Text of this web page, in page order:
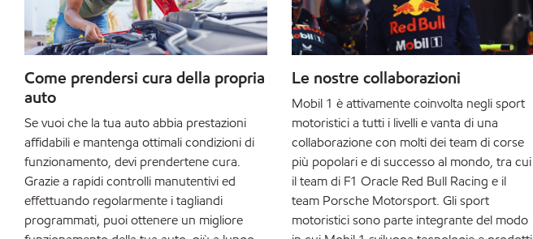
Come prendersi cura della propria
auto
Se vuoi che la tua auto abbia prestazioni
affidabili e mantenga ottimali condizioni di
funzionamento, devi prendertene cura.
Grazie a rapidi controlli manutentivi ed
effettuando regolarmente i tagliandi
programmati, puoi ottenere un migliore
Le nostre collaborazioni
Mobil 1 è attivamente coinvolta negli sport
motoristici a tutti i livelli e vanta di una
collaborazione con molti dei team di corse
più popolari e di successo al mondo, tra cui
il team di F1 Oracle Red Bull Racing e il
team Porsche Motorsport. Gli sport
motoristici sono parte integrante del modo